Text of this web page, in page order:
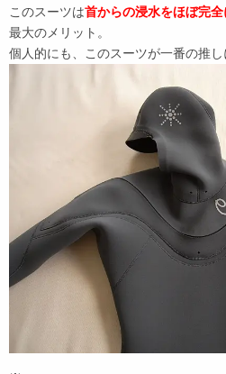
このスーツは首からの浸水をほぼ完
最大のメリット。
個人的にも、このスーツが一番の推し